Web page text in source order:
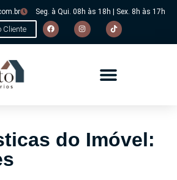
Seg. à Qui. 08h às 18h | Sex. 8h às 17h
Cliente
do Imóvel: